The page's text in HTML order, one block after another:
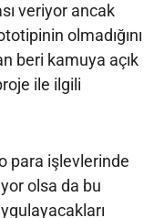
veriyor ancak
olmadığını
beri kamuya açık
ile ilgili
para işlevlerinde
olsa da bu